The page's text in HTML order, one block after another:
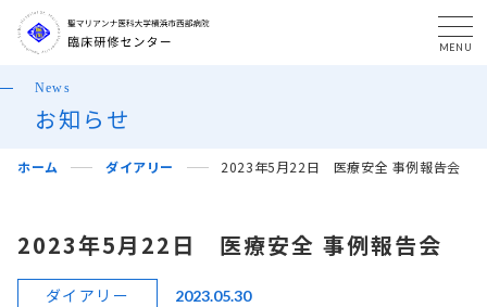
MENU
News
お知らせ
ホーム ダイアリー 2023年5月22日 医療安全 事例報告会
2023年5月22日 医療安全 事例報告会
ダイアリー 2023.05.30